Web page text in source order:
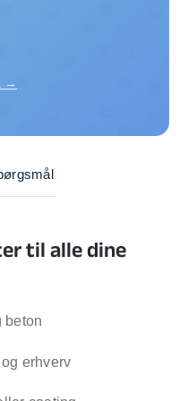
→
til alle dine
beton
erhverv